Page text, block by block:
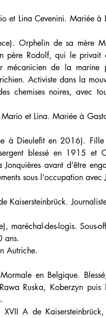
et Lina Cevenini. Mariée à
Orphelin de sa mère
père Rodolf, qui le privait
mécanicien de la marine
Activiste dans la
chemises noires, avec
et Lina. Mariée à
à Dieulefit en 2016).
blessé en 1915 et
avant d’être
sous l’occupation avec
Kaisersteinbrück.
des-logis. Sous-
ans.
Autriche.
en Belgique.
Ruska, Koberzyn
A de